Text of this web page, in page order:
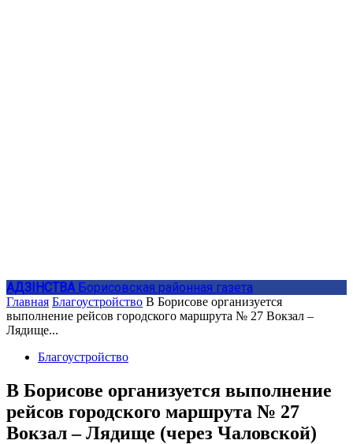
АДЗIНСТВА Борисовская районная газета
Главная Благоустройство В Борисове организуется
выполнение рейсов городского маршрута № 27 Вокзал –
Лядище...
Благоустройство
В Борисове организуется выполнение
рейсов городского маршрута № 27
Вокзал – Лядище (через Чаловской)